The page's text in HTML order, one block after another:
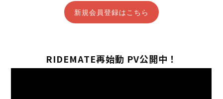
新規会員登録はこちら
RIDEMATE再始動 PV公開中！